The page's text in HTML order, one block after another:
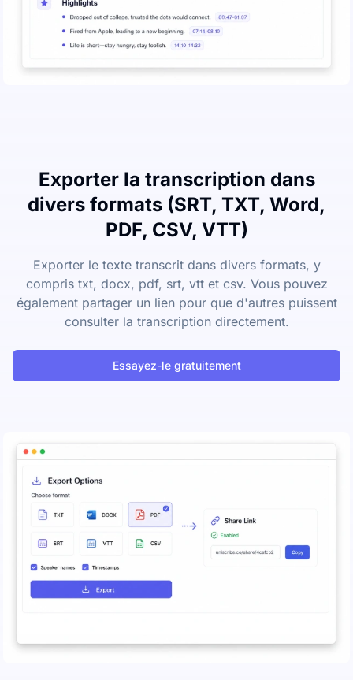
Exporter la transcription dans
divers formats (SRT, TXT, Word,
PDF, CSV, VTT)
Exporter le texte transcrit dans divers formats, y
compris txt, docx, pdf, srt, vtt et csv. Vous pouvez
également partager un lien pour que d'autres puissent
consulter la transcription directement.
Essayez-le gratuitement